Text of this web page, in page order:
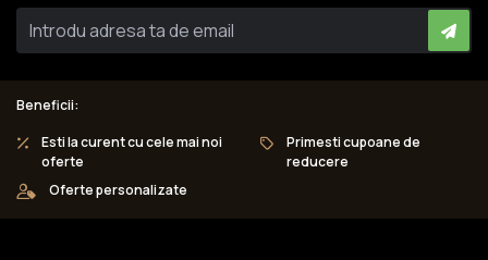
Beneficii:
Esti la curent cu cele mai noi
oferte
Primesti cupoane de
reducere
Oferte personalizate